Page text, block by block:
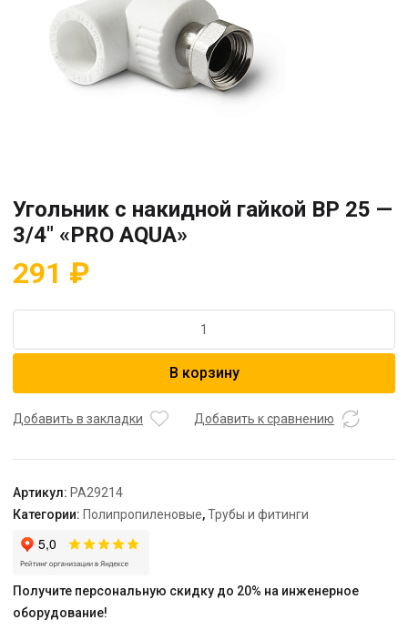
Угольник с накидной гайкой BP 25 —
3/4″ «PRO AQUA»
291 ₽
Угольник
гайкой
3/4"
"PRO
AQUA"
В корзину
Добавить в закладки Добавить к сравнению
Артикул: PA29214
Категории: Полипропиленовые,Трубы и фитинги
Получите персональную скидку до 20% на инженерное
оборудование!